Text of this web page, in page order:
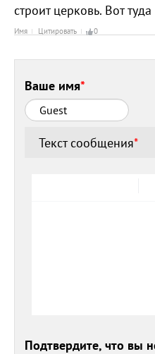
строит церковь. Вот
Имя Цитировать 0
Ваше имя*
Текст сообщения*
Подтвердите, что вы